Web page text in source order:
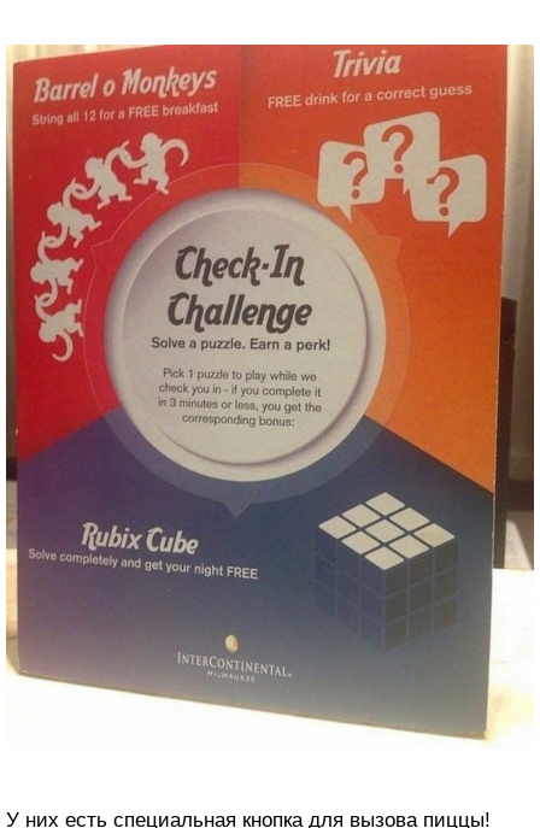
У них есть специальная кнопка для вызова пиццы!